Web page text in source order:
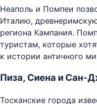
Неаполь и Помпеи
Италию,
региона Кампания.
туристам, которые
к истории античного
Пиза, Сиена и Сан-
Тосканские города